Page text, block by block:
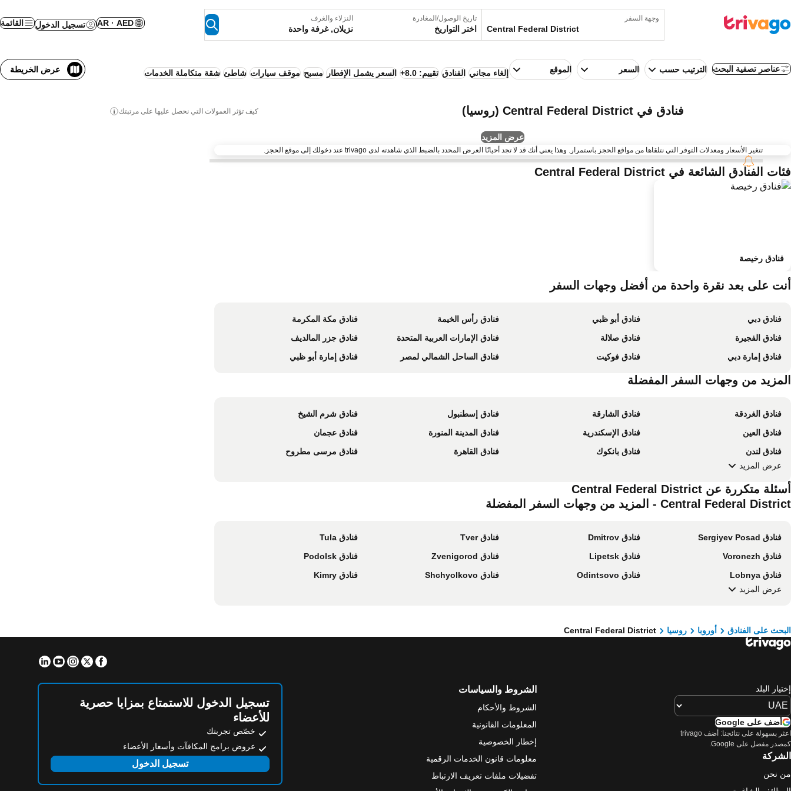
وجهة السفر تاريخ الوصول/المغادرة
اختر التواريخ
النزلاء والغرف
نزيلان, غرفة واحدة
AR · AED تسجيل الدخول القائمة
عناصر تصفية البحث الترتيب حسب السعر الموقع إلغاء مجاني الفنادق تقييم: 8.0+ السعر يشمل الإفطار مسبح موقف سيارات شاطئ شقة متكاملة الخدمات عرض الخريطة
فنادق في Central Federal District (روسيا) كيف تؤثر العمولات التي نحصل عليها على مرتبتك
عرض المزيد
تتغير الأسعار ومعدلات التوفر التي نتلقاها من مواقع الحجز باستمرار. وهذا يعني أنك قد لا تجد أحيانًا العرض المحدد بالضبط الذي شاهدته لدى trivago عند دخولك إلى موقع الحجز.
فئات الفنادق الشائعة في Central Federal District
فنادق رخيصة
أنت على بعد نقرة واحدة من أفضل وجهات السفر
فنادق دبي فنادق أبو ظبي فنادق رأس الخيمة
فنادق مكة المكرمة
فنادق الفجيرة
فنادق صلالة فنادق الإمارات العربية المتحدة
فنادق جزر المالديف
فنادق إمارة دبي
فنادق فوكيت فنادق الساحل الشمالي لمصر فنادق إمارة أبو ظبي
المزيد من وجهات السفر المفضلة
فنادق الغردقة فنادق الشارقة فنادق إسطنبول
فنادق شرم الشيخ
فنادق العين
فنادق الإسكندرية فنادق المدينة المنورة
فنادق عجمان
فنادق لندن
فنادق بانكوك فنادق القاهرة
فنادق مرسى مطروح
عرض المزيد
أسئلة متكررة عن Central Federal District
Central Federal District - المزيد من وجهات السفر المفضلة
فنادق Sergiyev Posad فنادق Dmitrov فنادق Tver
فنادق Tula
فنادق Voronezh
فنادق Lipetsk فنادق Zvenigorod
فنادق Podolsk
فنادق Lobnya
فنادق Odintsovo فنادق Shchyolkovo
فنادق Kimry
عرض المزيد
البحث على الفنادق أوروبا روسيا Central Federal District
Facebook
Twitter
Instagram
Youtube
إختيار البلد
أضف على Google
اعثر بسهولة على نتائجنا: أضف trivago
كمصدر مفضل على Google.
الشركة
من نحن
الشروط والسياسات
الشروط والأحكام
المعلومات القانونية
إخطار الخصوصية
معلومات قانون الخدمات الرقمية
تفضيلات ملفات تعريف الارتباط
تسجيل الدخول للاستمتاع بمزايا حصرية
للأعضاء
خصّص تجربتك
عروض برامج المكافآت وأسعار الأعضاء
تسجيل الدخول